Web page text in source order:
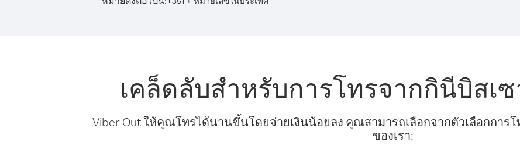
เคล็ดลับสำหรับการโทรจากกินีบิสเซ
Viber Out ให้คุณโทรได้นานขึ้นโดยจ่ายเงินน้อยลง คุณสามารถเลือกจากตัวเลือกการ
ของเรา: